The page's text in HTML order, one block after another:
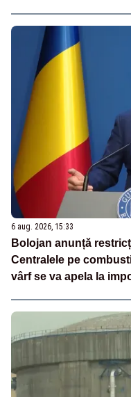
6 aug. 2026, 15:33
Bolojan anunță
Centralele pe
vârf se va apela la